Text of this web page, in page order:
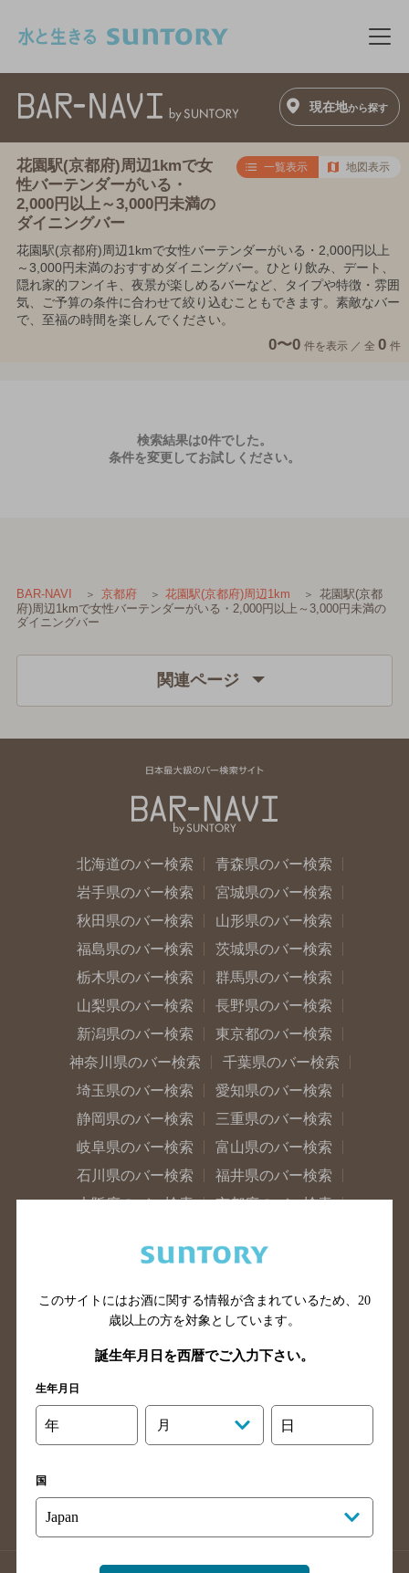
メ
現在地から探す
花園駅(京都府)周辺1kmで女
性バーテンダーがいる・
2,000円以上～3,000円未満の
ダイニングバー
一覧表示 地図表示
花園駅(京都府)周辺1kmで女性バーテンダーがいる・2,000円以上
～3,000円未満のおすすめダイニングバー。ひとり飲み、デート、
隠れ家的フンイキ、夜景が楽しめるバーなど、タイプや特徴・雰囲
気、ご予算の条件に合わせて絞り込むこともできます。素敵なバー
で、至福の時間を楽しんでください。
0〜0 件を表示 ／ 全 0 件
検索結果は0件でした。
条件を変更してお試しください。
BAR-NAVI 京都府 花園駅(京都府)周辺1km
花園駅(京都
府)周辺1kmで女性バーテンダーがいる・2,000円以上～3,000円未満の
ダイニングバー
関連ページ
北海道のバー検索
青森県のバー検索
岩手県のバー検索
宮城県のバー検索
秋田県のバー検索
山形県のバー検索
福島県のバー検索
茨城県のバー検索
栃木県のバー検索
群馬県のバー検索
山梨県のバー検索
長野県のバー検索
新潟県のバー検索
東京都のバー検索
神奈川県のバー検索
千葉県のバー検索
埼玉県のバー検索
愛知県のバー検索
静岡県のバー検索
三重県のバー検索
岐阜県のバー検索
富山県のバー検索
石川県のバー検索
福井県のバー検索
大阪府のバー検索
京都府のバー検索
滋賀県のバー検索
和歌山県のバー検索
山口県のバー検索
鳥取県のバー検索
島根県のバー検索
徳島県のバー検索
高知県のバー検索
福岡県のバー検索
長崎県のバー検索
佐賀県のバー検索
このサイトにはお酒に関する情報が含まれているため、 20
歳以上の方を対象としています。
誕生年月日を西暦でご入力下さい。
生年月日
年 月 日
国